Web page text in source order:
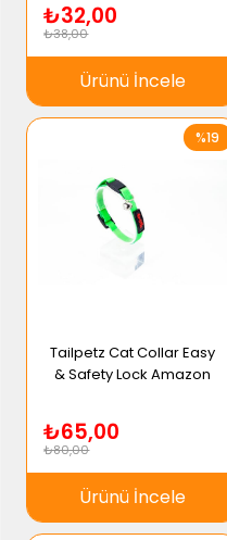
₺32,00
₺38,00
Ürünü İncele
Tailpetz Cat Collar Easy
& Safety Lock Amazon
₺65,00
₺80,00
Ürünü İncele
%19